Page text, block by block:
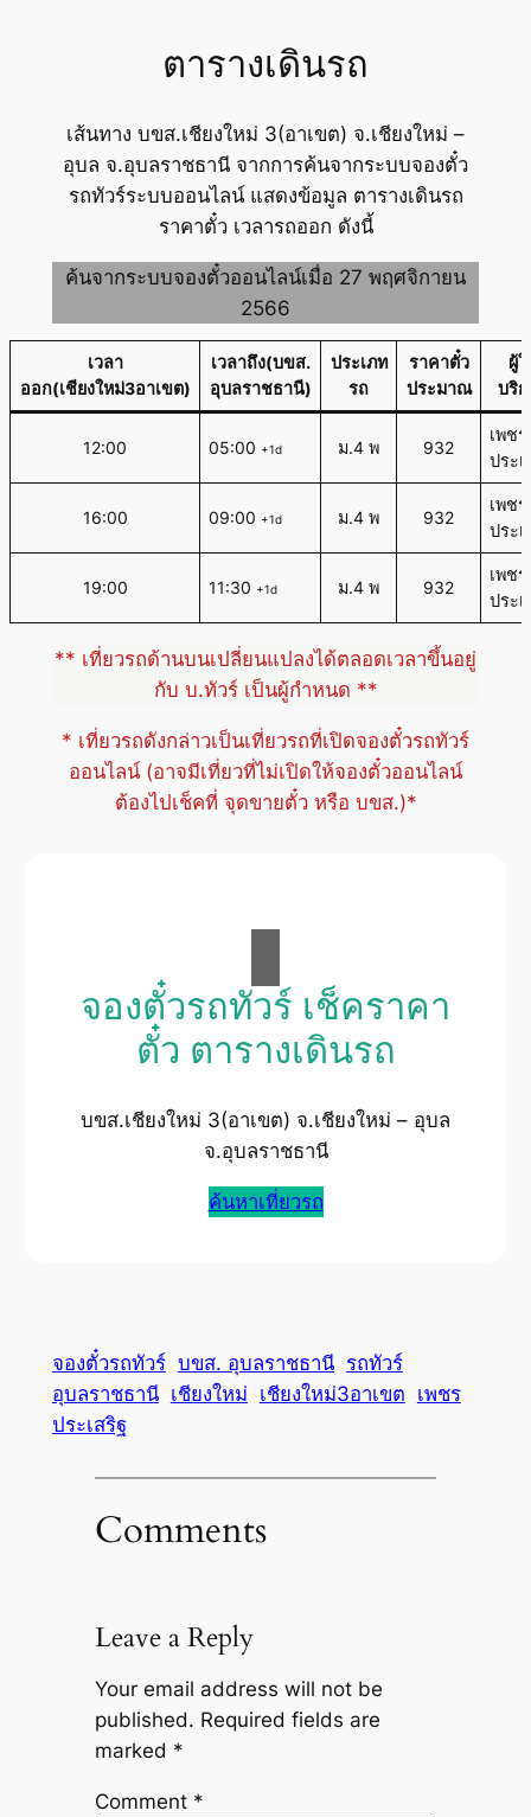
ตารางเดินรถ
เส้นทาง บขส.เชียงใหม่ 3(อาเขต) จ.เชียงใหม่ –
อุบล จ.อุบลราชธานี จากการค้นจากระบบจองตั๋ว
รถทัวร์ระบบออนไลน์ แสดงข้อมูล ตารางเดินรถ
ราคาตั๋ว เวลารถออก ดังนี้
ค้นจากระบบจองตั๋วออนไลน์เมื่อ 27 พฤศจิกายน
2566
เวลา
ออก(เชียงใหม่3อาเขต)
เวลาถึง(บขส.
อุบลราชธานี)
ประเภท
รถ
ราคาตั๋ว
ประมาณ
ผู้ใ
บริ
12:00 05:00 +1d ม.4 พ 932
เพชร
ประเ
16:00 09:00 +1d ม.4 พ 932
เพชร
ประเ
19:00 11:30 +1d ม.4 พ 932
เพชร
ประเ
** เที่ยวรถด้านบนเปลี่ยนแปลงได้ตลอดเวลาขึ้นอยู่
กับ บ.ทัวร์ เป็นผู้กำหนด **
* เที่ยวรถดังกล่าวเป็นเที่ยวรถที่เปิดจองตั๋วรถทัวร์
ออนไลน์ (อาจมีเที่ยวที่ไม่เปิดให้จองตั๋วออนไลน์
ต้องไปเช็คที่ จุดขายตั๋ว หรือ บขส.)*
จองตั๋วรถทัวร์ เช็คราคา
ตั๋ว ตารางเดินรถ
บขส.เชียงใหม่ 3(อาเขต) จ.เชียงใหม่ – อุบล
จ.อุบลราชธานี
ค้นหาเที่ยวรถ
จองตั๋วรถทัวร์ บขส. อุบลราชธานี รถทัวร์
อุบลราชธานี เชียงใหม่ เชียงใหม่3อาเขต เพชร
ประเสริฐ
Comments
Leave a Reply
Your email address will not be
published. Required fields are
marked *
Comment *